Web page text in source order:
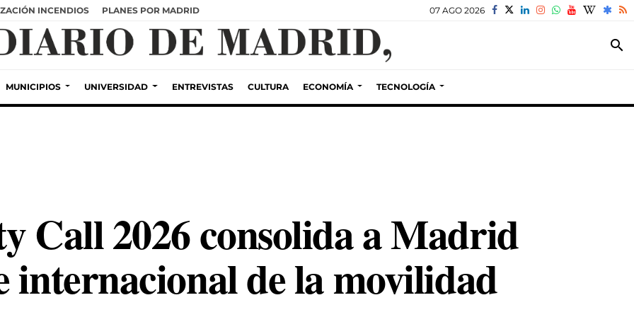
INCENDIOS PLANES POR MADRID 07 AGO 2026
search
MUNICIPIOS UNIVERSIDAD ENTREVISTAS CULTURA ECONOMÍA TECNOLOGÍA
Call 2026 consolida a Madrid
internacional de la movilidad